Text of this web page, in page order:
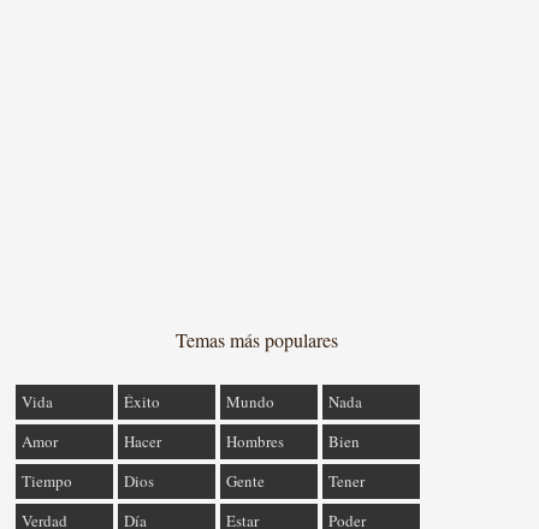
Temas más populares
Vida Éxito Mundo
Nada
Amor
Hacer Hombres
Bien
Tiempo
Dios Gente
Tener
Verdad
Día Estar Poder